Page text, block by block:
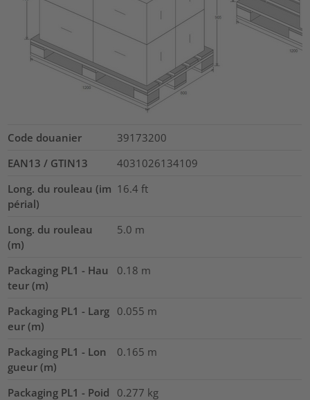
Code douanier
39173200
EAN13 / GTIN13
4031026134109
Long. du rouleau (im
périal)
16.4 ft
Long. du rouleau
(m)
5.0 m
Packaging PL1 - Hau
teur (m)
0.18 m
Packaging PL1 - Larg
eur (m)
0.055 m
Packaging PL1 - Lon
gueur (m)
0.165 m
Packaging PL1 - Poid 0.277 kg